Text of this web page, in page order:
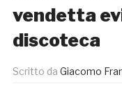
vendetta
discoteca
Scritto da Giacomo